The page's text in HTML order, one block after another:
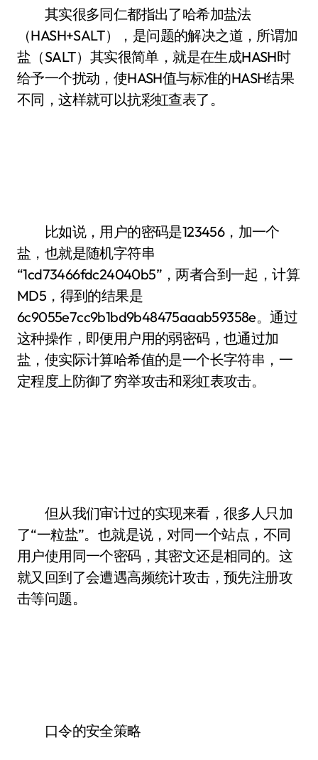
其实很多同仁都指出了哈希加盐法
（HASH+SALT），是问题的解决之道，所谓加
盐（SALT）其实很简单，就是在生成HASH时
给予一个扰动，使HASH值与标准的HASH结果
不同，这样就可以抗彩虹查表了。
比如说，用户的密码是123456，加一个
盐，也就是随机字符串
“1cd73466fdc24040b5”，两者合到一起，计算
MD5，得到的结果是
6c9055e7cc9b1bd9b48475aaab59358e。通过
这种操作，即便用户用的弱密码，也通过加
盐，使实际计算哈希值的是一个长字符串，一
定程度上防御了穷举攻击和彩虹表攻击。
但从我们审计过的实现来看，很多人只加
了“一粒盐”。也就是说，对同一个站点，不同
用户使用同一个密码，其密文还是相同的。这
就又回到了会遭遇高频统计攻击，预先注册攻
击等问题。
口令的安全策略